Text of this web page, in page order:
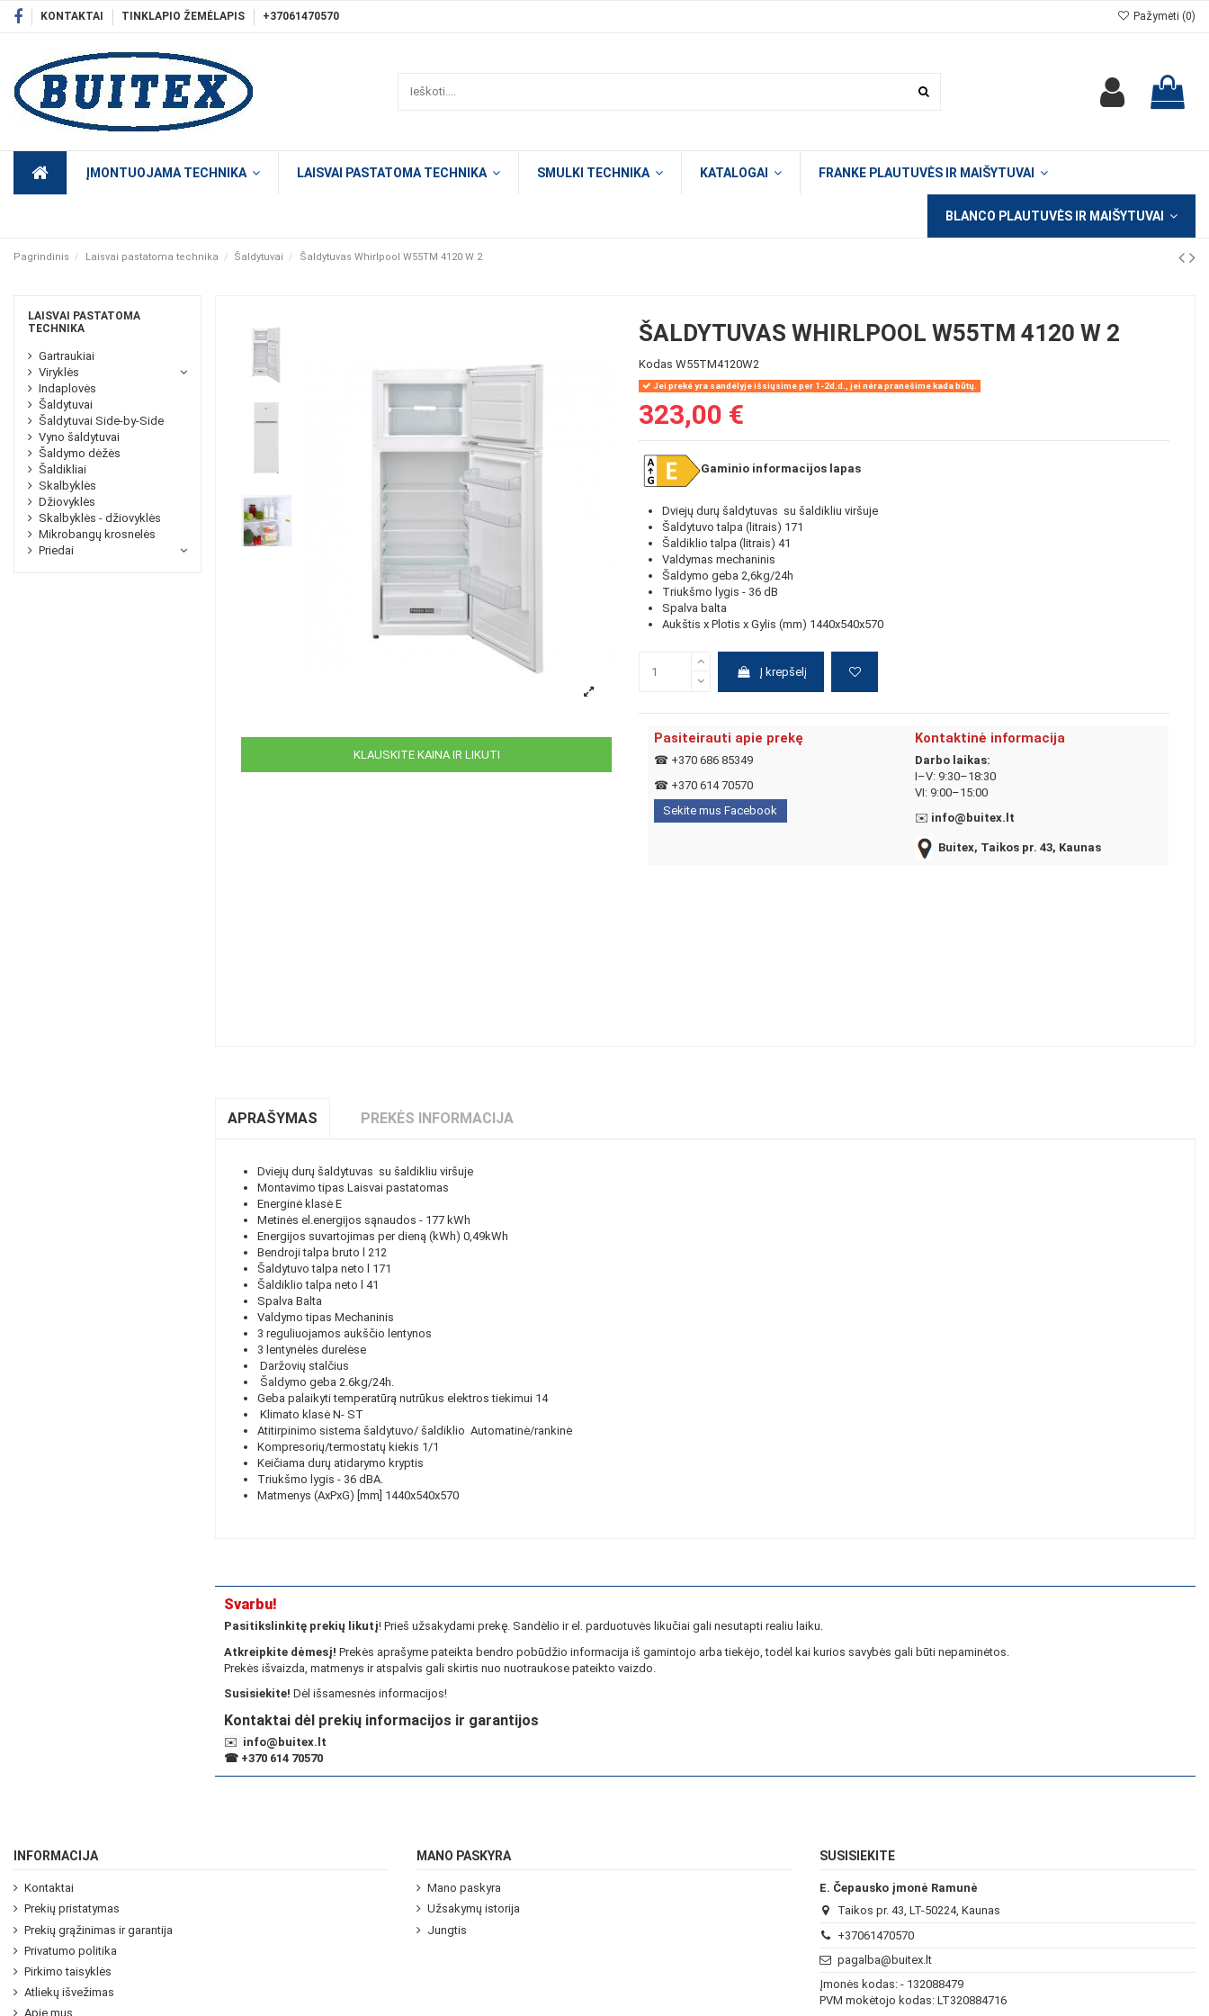
KONTAKTAI TINKLAPIO ŽEMĖLAPIS +37061470570 Pažymėti (0)
ĮMONTUOJAMA TECHNIKA LAISVAI PASTATOMA TECHNIKA SMULKI TECHNIKA KATALOGAI FRANKE PLAUTUVĖS IR MAIŠYTUVAI
BLANCO PLAUTUVĖS IR MAIŠYTUVAI
Pagrindinis Laisvai pastatoma technika Šaldytuvai Šaldytuvas Whirlpool W55TM 4120 W 2
KLAUSKITE KAINA IR LIKUTI
ŠALDYTUVAS WHIRLPOOL W55TM 4120 W 2
Kodas W55TM4120W2
Jei prekė yra sandėlyje išsiųsime per 1-2d.d., jei nėra pranešime kada būtų.
323,00 €
Gaminio informacijos lapas
Dviejų durų šaldytuvas su šaldikliu viršuje
Šaldytuvo talpa (litrais) 171
Šaldiklio talpa (litrais) 41
Valdymas mechaninis
Šaldymo geba 2,6kg/24h
Triukšmo lygis - 36 dB
Spalva balta
Aukštis x Plotis x Gylis (mm) 1440x540x570
Į krepšelį
Pasiteirauti apie prekę
☎ +370 686 85349
☎ +370 614 70570
Sekite mus Facebook
Kontaktinė informacija
Darbo laikas:
I–V: 9:30–18:30
VI: 9:00–15:00
✉️ info@buitex.lt
Buitex, Taikos pr. 43, Kaunas
APRAŠYMAS PREKĖS INFORMACIJA
Dviejų durų šaldytuvas su šaldikliu viršuje
Montavimo tipas Laisvai pastatomas
Energinė klasė E
Metinės el.energijos sąnaudos - 177 kWh
Energijos suvartojimas per dieną (kWh) 0,49kWh
Bendroji talpa bruto l
212
Šaldytuvo talpa neto l
171
Šaldiklio talpa neto l
41
Spalva Balta
Valdymo tipas Mechaninis
3 reguliuojamos aukščio lentynos
3 lentynėlės durelėse
Daržovių stalčius
Šaldymo geba 2.6kg/24h.
Geba palaikyti temperatūrą nutrūkus elektros tiekimui 14
Klimato klasė N- ST
Atitirpinimo sistema šaldytuvo/ šaldiklio Automatinė/rankinė
Kompresorių/termostatų kiekis 1/1
Keičiama durų atidarymo kryptis
Triukšmo lygis - 36 dBA.
Matmenys (AxPxG) [mm] 1440x540x570
Svarbu!
Pasitikslinkitę prekių likutį! Prieš užsakydami prekę. Sandėlio ir el. parduotuvės likučiai gali nesutapti realiu laiku.
Atkreipkite dėmesį! Prekės aprašyme pateikta bendro pobūdžio informacija iš gamintojo arba tiekėjo, todėl kai kurios savybės gali būti nepaminėtos.
Prekės išvaizda, matmenys ir atspalvis gali skirtis nuo nuotraukose pateikto vaizdo.
Susisiekite! Dėl išsamesnės informacijos!
Kontaktai dėl prekių informacijos ir garantijos
✉️ info@buitex.lt
☎ +370 614 70570
LAISVAI PASTATOMA
TECHNIKA
Gartraukiai
Viryklės
Indaplovės
Šaldytuvai
Šaldytuvai Side-by-Side
Vyno šaldytuvai
Šaldymo dėžės
Šaldikliai
Skalbyklės
Džiovyklės
Skalbyklės - džiovyklės
Mikrobangų krosnelės
Priedai
INFORMACIJA
Kontaktai
Prekių pristatymas
Prekių grąžinimas ir garantija
Privatumo politika
Pirkimo taisyklės
Atliekų išvežimas
Apie mus
MANO PASKYRA
Mano paskyra
Užsakymų istorija
Jungtis
SUSISIEKITE
E. Čepausko įmonė Ramunė
Taikos pr. 43, LT-50224, Kaunas
+37061470570
pagalba@buitex.lt
Įmonės kodas: - 132088479
PVM mokėtojo kodas: LT320884716